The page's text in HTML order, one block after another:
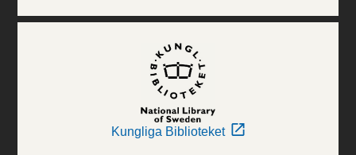
Kungliga Biblioteket